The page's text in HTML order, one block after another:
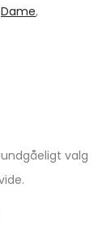
Dame,
valg